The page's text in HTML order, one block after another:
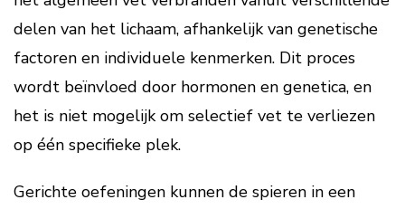
delen van het lichaam, afhankelijk van genetische
factoren en individuele kenmerken. Dit proces
wordt beïnvloed door hormonen en genetica, en
het is niet mogelijk om selectief vet te verliezen
op één specifieke plek.
Gerichte oefeningen kunnen de spieren in een